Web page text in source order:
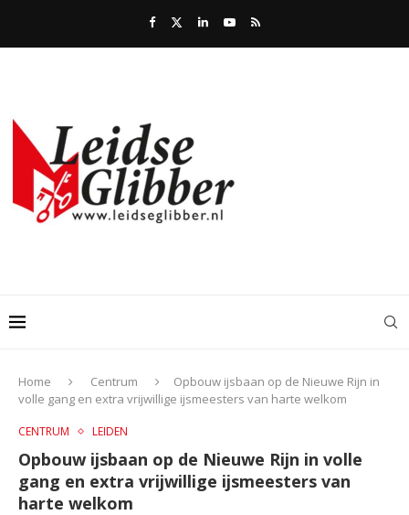
Home Centrum
Opbouw ijsbaan op de Nieuwe Rijn in
volle gang en extra vrijwillige ijsmeesters van harte welkom
CENTRUM LEIDEN
Opbouw ijsbaan op de Nieuwe Rijn in volle
gang en extra vrijwillige ijsmeesters van
harte welkom